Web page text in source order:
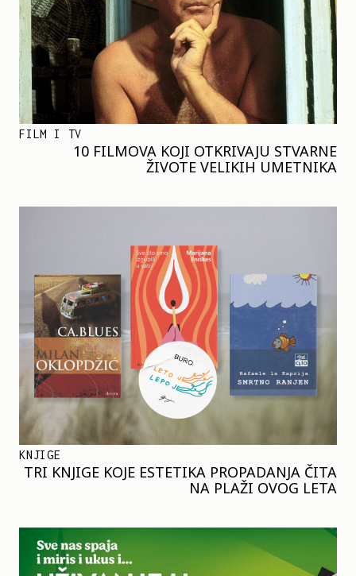
FILM I TV
10 FILMOVA KOJI OTKRIVAJU STVARNE
ŽIVOTE VELIKIH UMETNIKA
KNJIGE
TRI KNJIGE KOJE ESTETIKA PROPADANJA ČITA
NA PLAŽI OVOG LETA